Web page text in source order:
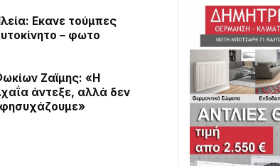
Εκανε τούμπες
– φωτο
Ζαϊμης: «Η
άντεξε, αλλά δεν